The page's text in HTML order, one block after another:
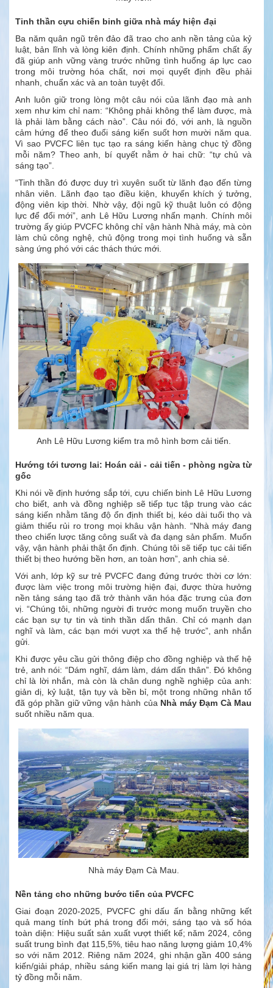
Tinh thần cựu chiến binh giữa nhà máy hiện đại
Ba năm quân ngũ trên đảo đã trao cho anh nền tảng của kỷ
luật, bản lĩnh và lòng kiên định. Chính những phẩm chất ấy
đã giúp anh vững vàng trước những tình huống áp lực cao
trong môi trường hóa chất, nơi mọi quyết định đều phải
nhanh, chuẩn xác và an toàn tuyệt đối.
Anh luôn giữ trong lòng một câu nói của lãnh đạo mà anh
xem như kim chỉ nam: “Không phải không thể làm được, mà
là phải làm bằng cách nào”. Câu nói đó, với anh, là nguồn
cảm hứng để theo đuổi sáng kiến suốt hơn mười năm qua.
Vì sao PVCFC liên tục tạo ra sáng kiến hàng chục tỷ đồng
mỗi năm? Theo anh, bí quyết nằm ở hai chữ: “tự chủ và
sáng tạo”.
“Tinh thần đó được duy trì xuyên suốt từ lãnh đạo đến từng
nhân viên. Lãnh đạo tạo điều kiện, khuyến khích ý tưởng,
động viên kịp thời. Nhờ vậy, đội ngũ kỹ thuật luôn có động
lực để đổi mới”, anh Lê Hữu Lương nhấn mạnh. Chính môi
trường ấy giúp PVCFC không chỉ vận hành Nhà máy, mà còn
làm chủ công nghệ, chủ động trong mọi tình huống và sẵn
sàng ứng phó với các thách thức mới.
Anh Lê Hữu Lương kiểm tra mô hình bơm cải tiến.
Hướng tới tương lai: Hoán cải - cải tiến - phòng ngừa từ
gốc
Khi nói về định hướng sắp tới, cựu chiến binh Lê Hữu Lương
cho biết, anh và đồng nghiệp sẽ tiếp tục tập trung vào các
sáng kiến nhằm tăng độ ổn định thiết bị, kéo dài tuổi thọ và
giảm thiểu rủi ro trong mọi khâu vận hành. “Nhà máy đang
theo chiến lược tăng công suất và đa dạng sản phẩm. Muốn
vậy, vận hành phải thật ổn định. Chúng tôi sẽ tiếp tục cải tiến
thiết bị theo hướng bền hơn, an toàn hơn”, anh chia sẻ.
Với anh, lớp kỹ sư trẻ PVCFC đang đứng trước thời cơ lớn:
được làm việc trong môi trường hiện đại, được thừa hưởng
nền tảng sáng tạo đã trở thành văn hóa đặc trưng của đơn
vị. “Chúng tôi, những người đi trước mong muốn truyền cho
các bạn sự tự tin và tinh thần dấn thân. Chỉ có mạnh dạn
nghĩ và làm, các bạn mới vượt xa thế hệ trước”, anh nhắn
gửi.
Khi được yêu cầu gửi thông điệp cho đồng nghiệp và thế hệ
trẻ, anh nói: “Dám nghĩ, dám làm, dám dấn thân”. Đó không
chỉ là lời nhắn, mà còn là chân dung nghề nghiệp của anh:
giản dị, kỷ luật, tận tụy và bền bỉ, một trong những nhân tố
đã góp phần giữ vững vận hành của Nhà máy Đạm Cà Mau
suốt nhiều năm qua.
Nhà máy Đạm Cà Mau.
Nền tảng cho những bước tiến của PVCFC
Giai đoạn 2020-2025, PVCFC ghi dấu ấn bằng những kết
quả mang tính bứt phá trong đổi mới, sáng tạo và số hóa
toàn diện: Hiệu suất sản xuất vượt thiết kế; năm 2024, công
suất trung bình đạt 115,5%, tiêu hao năng lượng giảm 10,4%
so với năm 2012. Riêng năm 2024, ghi nhận gần 400 sáng
kiến/giải pháp, nhiều sáng kiến mang lại giá trị làm lợi hàng
tỷ đồng mỗi năm.